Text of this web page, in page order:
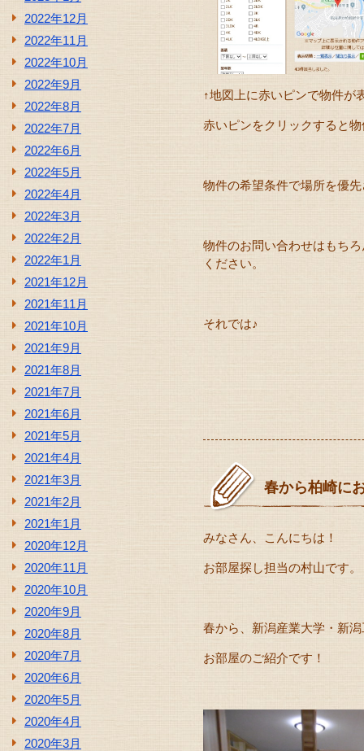
2022年12月
2022年11月
2022年10月
2022年9月
2022年8月
2022年7月
2022年6月
2022年5月
2022年4月
2022年3月
2022年2月
2022年1月
2021年12月
2021年11月
2021年10月
2021年9月
2021年8月
2021年7月
2021年6月
2021年5月
2021年4月
2021年3月
2021年2月
2021年1月
2020年12月
2020年11月
2020年10月
2020年9月
2020年8月
2020年7月
2020年6月
2020年5月
2020年4月
2020年3月
↑地図上に赤いピンで物件が
赤いピンをクリックすると
物件の希望条件で場所を優
物件のお問い合わせはもち
ください。
それでは♪
春から柏崎に
みなさん、こんにちは！
お部屋探し担当の村山です。
春から、新潟産業大学・新
お部屋のご紹介です！